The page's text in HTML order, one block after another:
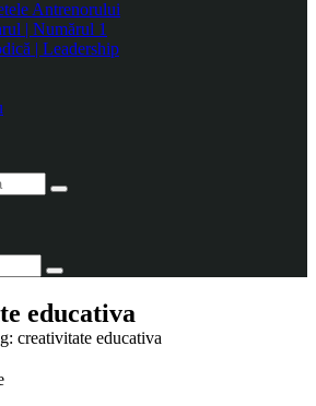
Antrenorului
| Numărul 1
| Leadership
educativa
creativitate educativa